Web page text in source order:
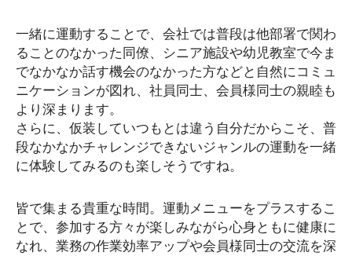
一緒に運動することで、会社では普段は他部署で関わ
ることのなかった同僚、シニア施設や幼児教室で今ま
でなかなか話す機会のなかった方などと自然にコミュ
ニケーションが図れ、社員同士、会員様同士の親睦も
より深まります。
さらに、仮装していつもとは違う自分だからこそ、普
段なかなかチャレンジできないジャンルの運動を一緒
に体験してみるのも楽しそうですね。
皆で集まる貴重な時間。運動メニューをプラスするこ
とで、参加する方々が楽しみながら心身ともに健康に
なれ、業務の作業効率アップや会員様同士の交流を深